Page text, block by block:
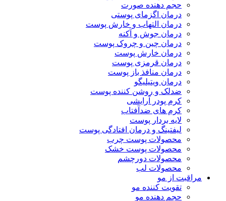
حجم دهنده صورت
درمان اگزمای پوستی
درمان التهاب و خارش پوست
درمان جوش و آکنه
درمان چین و چروک پوست
درمان خارش پوست
درمان قرمزی پوست
درمان منافذ باز پوست
درمان ویتیلیگو
ضدلک و روشن کننده پوست
کرم پودر آرایشی
کرم های ضدآفتاب
لایه بردار پوست
لیفتینگ و درمان افتادگی پوست
محصولات پوست چرب
محصولات پوست خشک
محصولات دورچشم
محصولات لب
مراقبت از مو
تقویت کننده مو
حجم دهنده مو